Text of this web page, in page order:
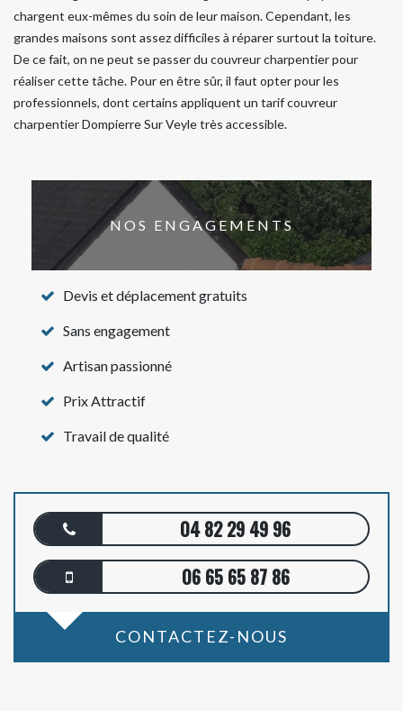
chargent eux-mêmes du soin de leur maison. Cependant, les
grandes maisons sont assez difficiles à réparer surtout la toiture.
De ce fait, on ne peut se passer du couvreur charpentier pour
réaliser cette tâche. Pour en être sûr, il faut opter pour les
professionnels, dont certains appliquent un tarif couvreur
charpentier Dompierre Sur Veyle très accessible.
NOS ENGAGEMENTS
Devis et déplacement gratuits
Sans engagement
Artisan passionné
Prix Attractif
Travail de qualité
04 82 29 49 96
06 65 65 87 86
CONTACTEZ-NOUS